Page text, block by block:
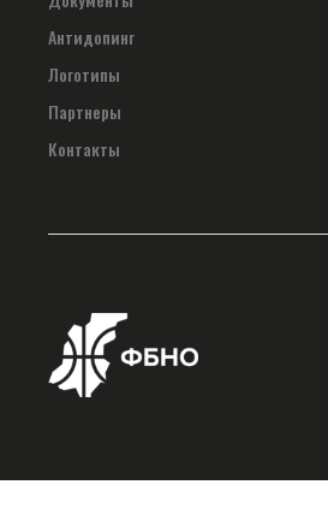
Антидопинг
Логотипы
Партнеры
Контакты